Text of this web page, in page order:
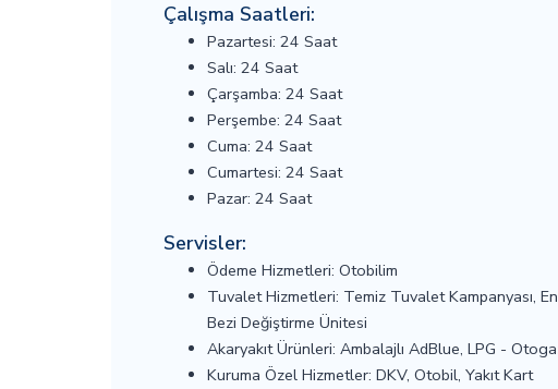
Çalışma Saatleri:
Pazartesi: 24 Saat
Salı: 24 Saat
Çarşamba: 24 Saat
Perşembe: 24 Saat
Cuma: 24 Saat
Cumartesi: 24 Saat
Pazar: 24 Saat
Servisler:
Ödeme Hizmetleri: Otobilim
Tuvalet Hizmetleri: Temiz Tuvalet Kampanyası,
Bezi Değiştirme Ünitesi
Akaryakıt Ürünleri: Ambalajlı AdBlue, LPG -
Kuruma Özel Hizmetler: DKV, Otobil, Yakıt Kart